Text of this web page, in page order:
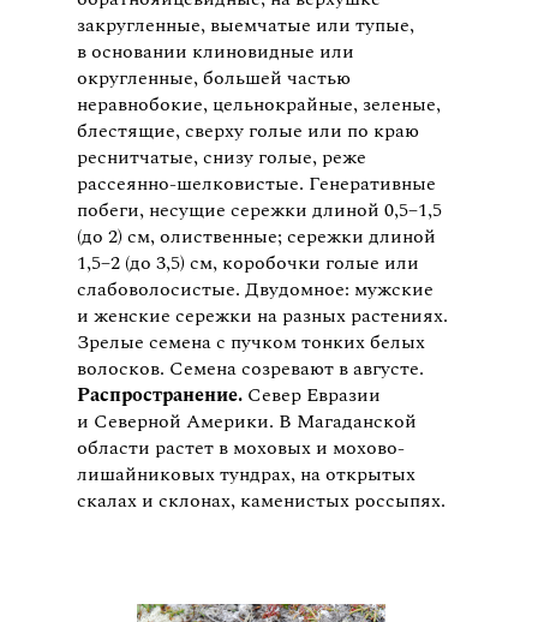
закругленные, выемчатые или тупые,
в основании клиновидные или
округленные, большей частью
неравнобокие, цельнокрайные, зеленые,
блестящие, сверху голые или по краю
реснитчатые, снизу голые, реже
рассеянно-шелковистые. Генеративные
побеги, несущие сережки длиной 0,5−1,5
(до 2) см, олиственные; сережки длиной
1,5−2 (до 3,5) см, коробочки голые или
слабоволосистые. Двудомное: мужские
и женские сережки на разных растениях.
Зрелые семена с пучком тонких белых
волосков. Семена созревают в августе.
Распространение. Север Евразии
и Северной Америки. В Магаданской
области растет в моховых и мохово-
лишайниковых тундрах, на открытых
скалах и склонах, каменистых россыпях.